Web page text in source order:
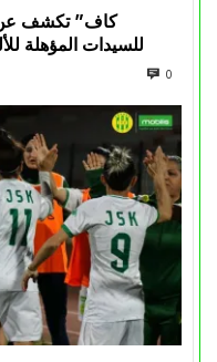
للسيدات المؤهلة
0